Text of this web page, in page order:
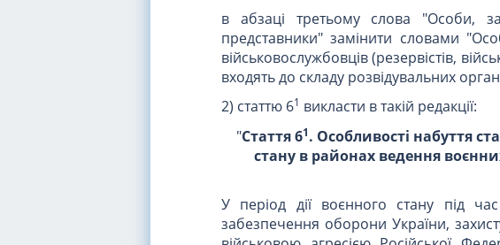
в абзаці третьому слова "Особи,
представники" замінити словами
військовослужбовців (резервістів,
входять до складу розвідувальних
2) статтю 61 викласти в такій редакції:
"Стаття 61. Особливості набуття
стану в районах ведення
У період дії воєнного стану під
забезпечення оборони України,